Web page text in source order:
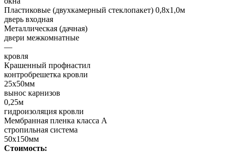
Пластиковые (двухкамерный стеклопакет) 0,8х1,0м
дверь входная
Металлическая (дачная)
двери межкомнатные
—
кровля
Крашенный профнастил
контробрешетка кровли
25х50мм
вынос карнизов
0,25м
гидроизоляция кровли
Мембранная пленка класса А
стропильная система
50х150мм
Стоимость: